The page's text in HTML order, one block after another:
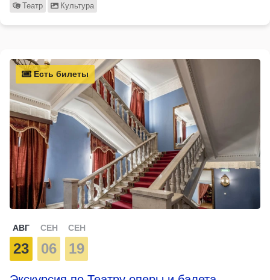
Театр Культура
Есть билеты
АВГ
23
СЕН
06
СЕН
19